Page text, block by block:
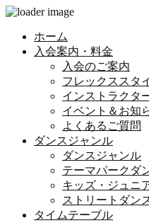
ホーム
入会案内・料金
入会のご案内
フレックススタ
インストラクタ
イベント＆お知
よくあるご質問
ダンスジャンル
ダンスジャンル
テーマパークダ
キッズ・ジュニ
ストリートダン
タイムテーブル